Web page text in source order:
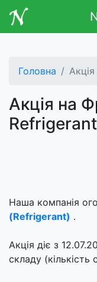
Головна
Акція на
Refrigerant
Наша компанія
(Refrigerant) .
Акція діє з
складу